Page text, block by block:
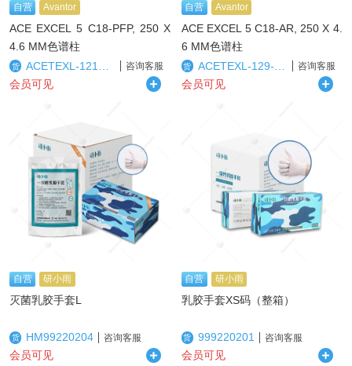
自营 Avantor
ACE EXCEL 5 C18-PFP, 250 X
4.6 MM色谱柱
货 咨询客服
会员可见
自营 Avantor
ACE EXCEL 5 C18-AR, 250 X 4.
6 MM色谱柱
货 咨询客服
会员可见
自营 研小雨
灭菌乳胶手套L
货 HM99220204 咨询客服
会员可见
自营 研小雨
乳胶手套XS码（整箱）
货 999220201 咨询客服
会员可见